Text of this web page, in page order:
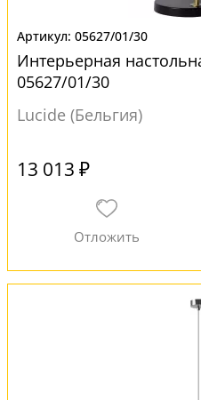
05627/01/30
Интерьерная
05627/01/30
Lucide (Бельгия)
13 013 ₽